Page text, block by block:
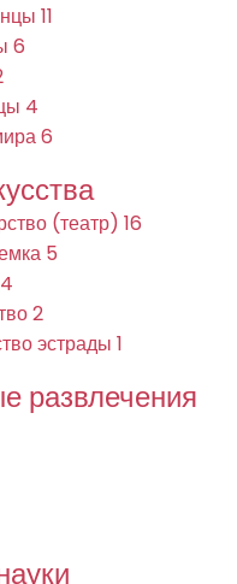
11
6
4
6
(театр) 16
5
4
2
эстрады 1
развлечения